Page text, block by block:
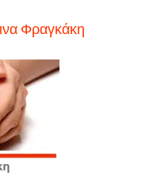
Φραγκάκη